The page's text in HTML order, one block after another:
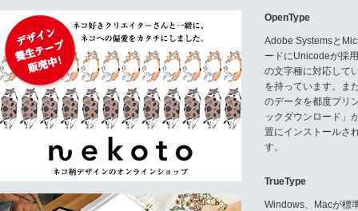
OpenType
Adobe Systemsと
ードにUnicodeが採
の文字種に対応して
を持っています。ま
のデータを都度プリ
ックダウンロード」
置にインストールさ
す。
TrueType
Windows、Macが標